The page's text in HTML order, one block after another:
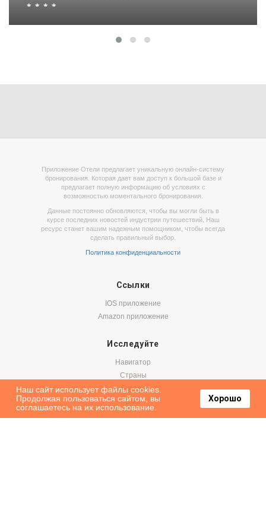
Приложение Отели предлагает уникальную онлайн-систему
бронирования. Которая дает вам доступ к большой базе и
предлагает полную информацию об условиях с
возможностью моментального бронирования.
Данные постоянно обновляются, чтобы вы могли быть в
курсе последних новостей индустрии путешествий. Наш
ресурс станет вашим надежным помощником, чтобы всегда
сделать правильный выбор.
Политика конфиденциальности
Ссылки
IOS приложение
Amazon приложение
Исследуйте
Навигатор
Страны
Города
Блог
Наш сайт использует файлы cookies.
Продолжая пользоваться сайтом, вы
соглашаетесь на их использование.
Хорошо